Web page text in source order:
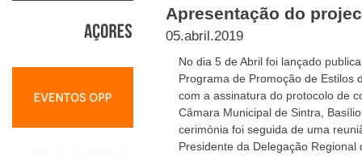
Apresentação do
05.abril.2019
No dia 5 de Abril foi lançado
Programa de Promoção de Estilos
com a assinatura do protocolo de
Câmara Municipal de Sintra,
cerimónia foi seguida de uma
Presidente da Delegação